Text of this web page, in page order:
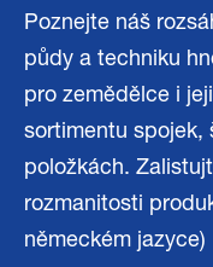
Poznejte náš
půdy a techniku
pro zemědělce i
sortimentu spojek,
položkách.
rozmanitosti
německém jazyce)